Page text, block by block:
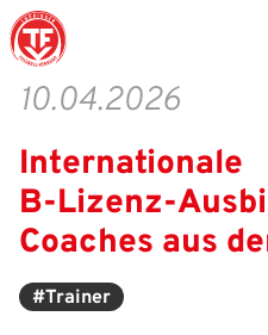
10.04.2026
Internationale
Coaches aus
#Trainer
Struktur
Amtliches
Chronik
Männer
Frauen
Junioren
Auswahlteams
Stützpunkte
Trainer
Schiedsrichter
Veranstaltungskalender
Leitbild
Ehrenamt
Vielfalt
News
Termine
DFBnet